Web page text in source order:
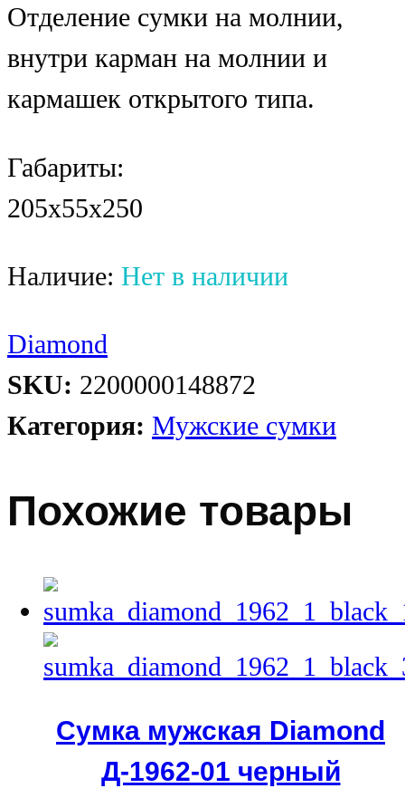
Отделение сумки на молнии,
внутри карман на молнии и
кармашек открытого типа.
Габариты:
205x55x250
Наличие: Нет в наличии
Diamond
SKU: 2200000148872
Категория: Мужские сумки
Похожие товары
Сумка мужская Diamond
Д-1962-01 черный